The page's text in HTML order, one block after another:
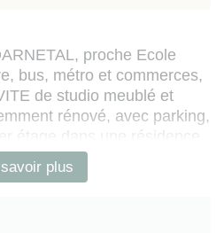
proche Ecole
bus, métro et commerces,
de studio meublé et
rénové, avec parking,
étage dans une résidence
:
équipée, coin salon
plus